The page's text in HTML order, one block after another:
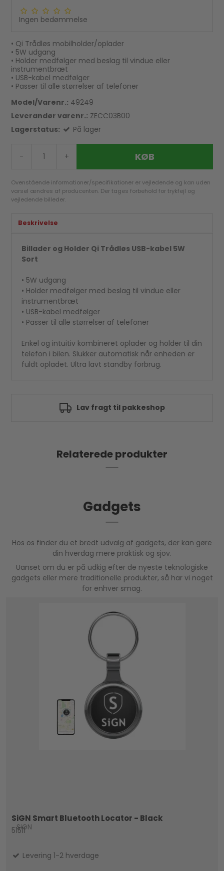
Ingen bedømmelse
• Qi Trådløs mobilholder/oplader
• 5W udgang
• Holder medfølger med beslag til vindue eller
instrumentbræt
• USB-kabel medfølger
• Passer til alle størrelser af telefoner
Model/Varenr.: 49249
Leverandør varenr.: ZECC03B00
Lagerstatus:
På lager
- + KØB
Ovenstående informationer/specifikationer er vejledende og kan uden
varsel ændres af producenten. Der tages forbehold for trykfejl og
vejledende billeder.
Beskrivelse
Billader og Holder Qi Trådløs USB-kabel 5W
Sort
• 5W udgang
• Holder medfølger med beslag til vindue eller
instrumentbræt
• USB-kabel medfølger
• Passer til alle størrelser af telefoner
Enkel og intuitiv kombineret oplader og holder til din
telefon i bilen. Slukker automatisk når enheden er
fuldt opladet. Ultra lavt standby forbrug.
Godkendt af e-mærket
Relaterede produkter
Gadgets
Hos os finder du et bredt udvalg af gadgets, der kan gøre
din hverdag mere praktisk og sjov.
Uanset om du er på udkig efter de nyeste teknologiske
gadgets eller mere traditionelle produkter, så har vi noget
for enhver smag.
SiGN Smart Bluetooth Locator - Black
SiGN
51511
Levering 1-2 hverdage